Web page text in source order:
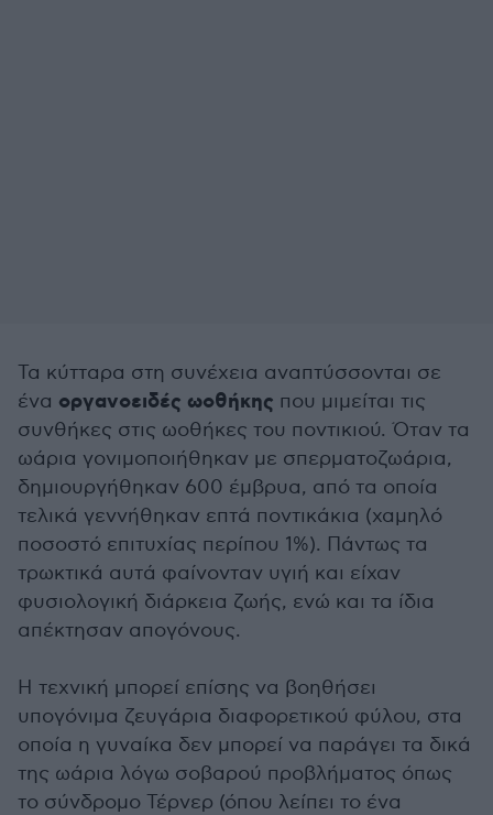
Τα κύτταρα στη συνέχεια αναπτύσσονται σε
ένα οργανοειδές ωοθήκης που μιμείται τις
συνθήκες στις ωοθήκες του ποντικιού. Όταν τα
ωάρια γονιμοποιήθηκαν με σπερματοζωάρια,
δημιουργήθηκαν 600 έμβρυα, από τα οποία
τελικά γεννήθηκαν επτά ποντικάκια (χαμηλό
ποσοστό επιτυχίας περίπου 1%). Πάντως τα
τρωκτικά αυτά φαίνονταν υγιή και είχαν
φυσιολογική διάρκεια ζωής, ενώ και τα ίδια
απέκτησαν απογόνους.
Η τεχνική μπορεί επίσης να βοηθήσει
υπογόνιμα ζευγάρια διαφορετικού φύλου, στα
οποία η γυναίκα δεν μπορεί να παράγει τα δικά
της ωάρια λόγω σοβαρού προβλήματος όπως
το σύνδρομο Τέρνερ (όπου λείπει το ένα